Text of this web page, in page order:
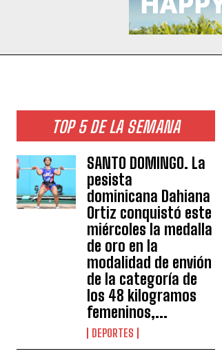
TOP 5 DE LA SEMANA
SANTO DOMINGO. La
pesista
dominicana Dahiana
Ortiz conquistó este
miércoles la medalla
de oro en la
modalidad de envión
de la categoría de
los 48 kilogramos
femeninos,...
DEPORTES